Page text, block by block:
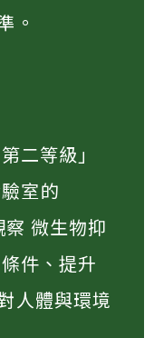
。​
二等級」
室的
微生物抑
件、提升
人體與環境